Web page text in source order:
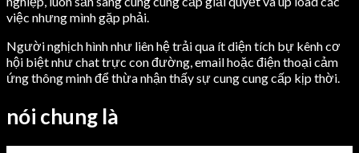
việc nhưng mình gặp phải.
Người nghịch hình như liên hệ trải qua ít diện tích bự kênh cơ
hội biệt như chat trực con đường, email hoặc điện thoại cảm
ứng thông minh để thừa nhận thấy sự cung cung cấp kịp thời.
nói chung là